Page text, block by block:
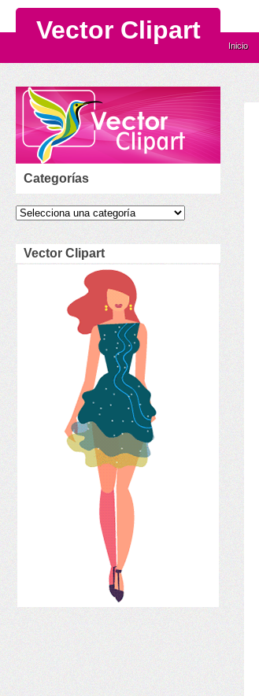
Vector Clipart
Inicio
Categorías
Vector Clipart